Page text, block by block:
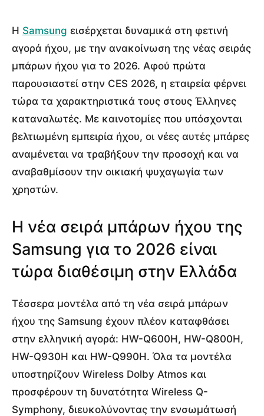
Η Samsung εισέρχεται δυναμικά στη φετινή
αγορά ήχου, με την ανακοίνωση της νέας σειράς
μπάρων ήχου για το 2026. Αφού πρώτα
παρουσιαστεί στην CES 2026, η εταιρεία φέρνει
τώρα τα χαρακτηριστικά τους στους Έλληνες
καταναλωτές. Με καινοτομίες που υπόσχονται
βελτιωμένη εμπειρία ήχου, οι νέες αυτές μπάρες
αναμένεται να τραβήξουν την προσοχή και να
αναβαθμίσουν την οικιακή ψυχαγωγία των
χρηστών.
Η νέα σειρά μπάρων ήχου της
Samsung για το 2026 είναι
τώρα διαθέσιμη στην Ελλάδα
Τέσσερα μοντέλα από τη νέα σειρά μπάρων
ήχου της Samsung έχουν πλέον καταφθάσει
στην ελληνική αγορά: HW-Q600H, HW-Q800H,
HW-Q930H και HW-Q990H. Όλα τα μοντέλα
υποστηρίζουν Wireless Dolby Atmos και
προσφέρουν τη δυνατότητα Wireless Q-
Symphony, διευκολύνοντας την ενσωμάτωσή